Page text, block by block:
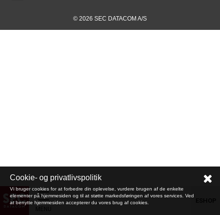
© 2026 SEC DATACOM A/S
Cookie- og privatlivspolitik
Vi bruger cookies for at forbedre din oplevelse, vurdere brugen af de enkelte
elementer på hjemmesiden og til at støtte markedsføringen af vores services. Ved
at benytte hjemmesiden accepterer du vores brug af cookies.